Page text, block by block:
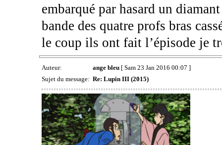
embarqué par hasard un
bande des quatre profs bras
le coup ils ont fait l’épisode je
Auteur: ange bleu[ Sam 23 Jan 2016 00:07 ]
Sujet du message: Re: Lupin III (2015)